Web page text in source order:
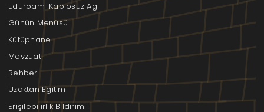
Eduroam-Kablosuz Ağ
Günün Menüsü
Kütüphane
Mevzuat
Rehber
Uzaktan Eğitim
Erişilebilirlik Bildirimi